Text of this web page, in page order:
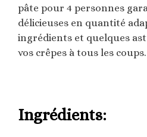
pâte pour 4 personnes
délicieuses en quantité
ingrédients et quelques
vos crêpes à tous les coups.
Ingrédients: